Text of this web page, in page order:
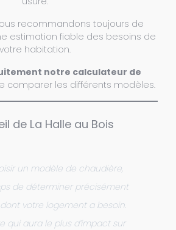
recommandons toujours de
estimation fiable des besoins de
votre habitation.
notre calculateur de
comparer les différents modèles.
de La Halle au Bois
un modèle de chaudière,
de déterminer précisément
votre logement a besoin.
qui aura le plus d’impact sur